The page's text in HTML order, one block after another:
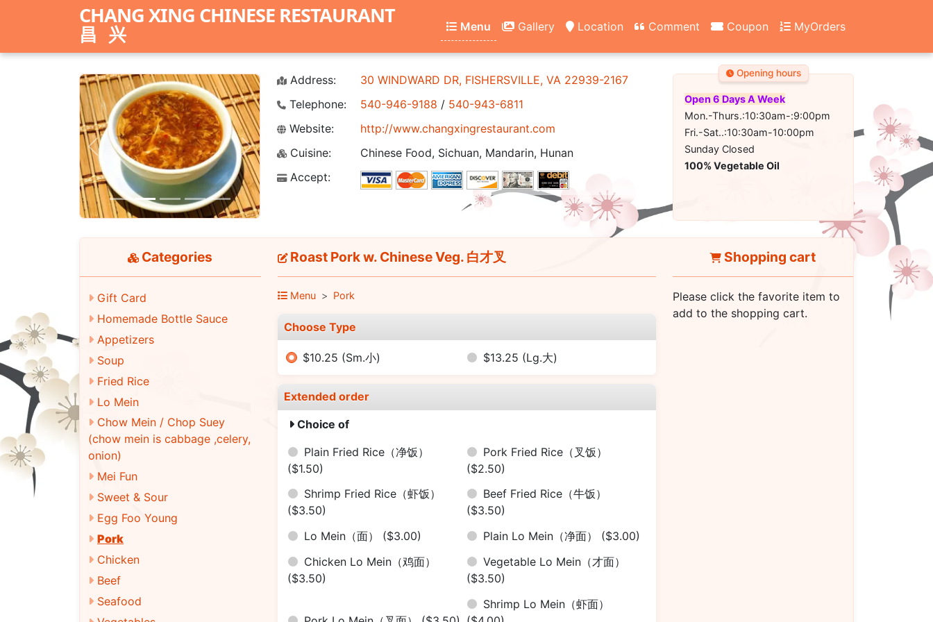
CHANG XING CHINESE RESTAURANT
昌兴 Menu Gallery Location Comment Coupon MyOrders
Previous Next
Address:
30 WINDWARD DR, FISHERSVILLE, VA 22939-2167
Telephone:
540-946-9188 / 540-943-6811
Website:
http://www.changxingrestaurant.com
Cuisine:
Chinese Food, Sichuan, Mandarin, Hunan
Accept:
Opening hours
Open 6 Days A Week
Mon.-Thurs.:10:30am-:9:00pm
Fri.-Sat..:10:30am-10:00pm
Sunday Closed
100% Vegetable Oil
Categories
Gift Card
Homemade Bottle Sauce
Appetizers
Soup
Fried Rice
Lo Mein
Chow Mein / Chop Suey
(chow mein is cabbage ,celery,
onion)
Mei Fun
Sweet & Sour
Egg Foo Young
Pork
Chicken
Beef
Seafood
Roast Pork w. Chinese Veg. 白才叉
Menu Pork
Choose Type
$10.25 (Sm.小) $13.25 (Lg.大)
Extended order
Choice of
Plain Fried Rice（净饭）
($1.50)
Pork Fried Rice（叉饭）
($2.50)
Shrimp Fried Rice（虾饭）
($3.50)
Beef Fried Rice（牛饭）
($3.50)
Lo Mein（面） ($3.00) Plain Lo Mein（净面） ($3.00)
Chicken Lo Mein（鸡面）
($3.50)
Vegetable Lo Mein（才面）
($3.50)
Shrimp Lo Mein（虾面）
Shopping cart
Please click the favorite item to
add to the shopping cart.